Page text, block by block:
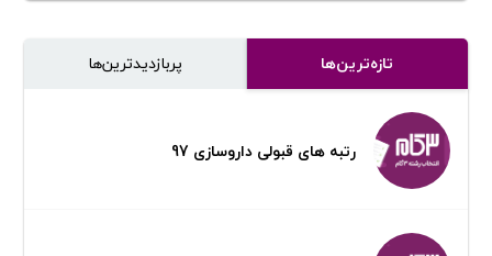
تازه‌ترین‌ها پر‌بازدیدترین‌ها
رتبه های قبولی داروسازی 97